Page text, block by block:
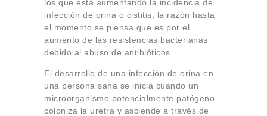
los que está aumentando la incidencia de
infección de orina o cistitis, la razón hasta
el momento se piensa que es por el
aumento de las resistencias bacterianas
debido al abuso de antibióticos.
El desarrollo de una infección de orina en
una persona sana se inicia cuando un
microorganismo potencialmente patógeno
coloniza la uretra y asciende a través de